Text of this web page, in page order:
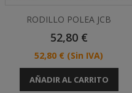
RODILLO POLEA JCB
Precio
52,80 €
Precio
52,80 € (Sin IVA)
AÑADIR AL CARRITO